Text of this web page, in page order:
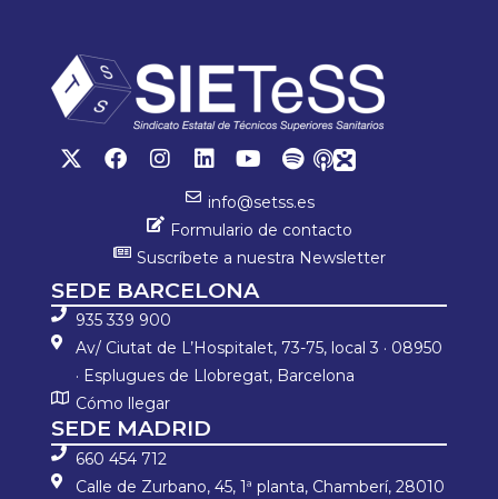
info@setss.es
Formulario de contacto
Suscríbete a nuestra Newsletter
SEDE BARCELONA
935 339 900
Av/ Ciutat de L’Hospitalet, 73-75, local 3 · 08950
· Esplugues de Llobregat, Barcelona
Cómo llegar
SEDE MADRID
660 454 712
Calle de Zurbano, 45, 1ª planta, Chamberí, 28010